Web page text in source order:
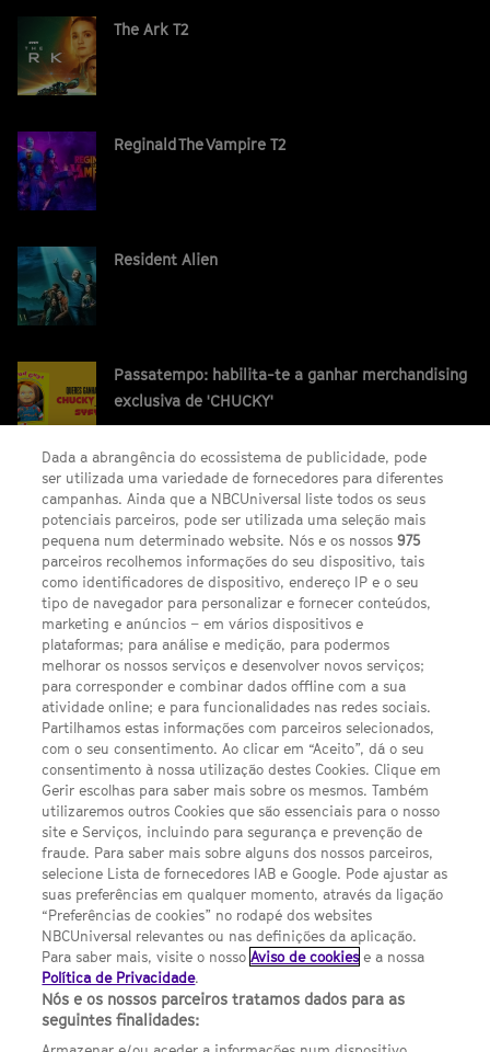
The Ark T2
Reginald The Vampire T2
Resident Alien
Passatempo: habilita-te a ganhar merchandising
exclusiva de 'CHUCKY'
SEGUE-NOS
FACEBOOK
TWITTER
YOUTUBEINSTAGRAM
LINKS ÚTEIS
Escolhas de Anúncios
Política de privacidade
Termos E Condições
FILMES
UMA DIVISÃO DA NBCUNIVERSAL
Contact us by email: contact.SYFYPortugal@ncbuni.com
NBC Universal Global Networks España S.L.U. is wholly owned
by Universal Studios International BV
Dada a abrangência do ecossistema de publicidade, pode
ser utilizada uma variedade de fornecedores para diferentes
campanhas. Ainda que a NBCUniversal liste todos os seus
potenciais parceiros, pode ser utilizada uma seleção mais
pequena num determinado website. Nós e os nossos975
parceiros recolhemos informações do seu dispositivo, tais
como identificadores de dispositivo, endereço IP e o seu
tipo de navegador para personalizar e fornecer conteúdos,
marketing e anúncios – em vários dispositivos e
plataformas; para análise e medição, para podermos
melhorar os nossos serviços e desenvolver novos serviços;
para corresponder e combinar dados offline com a sua
atividade online; e para funcionalidades nas redes sociais.
Partilhamos estas informações com parceiros selecionados,
com o seu consentimento. Ao clicar em “Aceito”, dá o seu
consentimento à nossa utilização destes Cookies. Clique em
Gerir escolhas para saber mais sobre os mesmos. Também
utilizaremos outros Cookies que são essenciais para o nosso
site e Serviços, incluindo para segurança e prevenção de
fraude. Para saber mais sobre alguns dos nossos parceiros,
selecione Lista de fornecedores IAB e Google. Pode ajustar as
suas preferências em qualquer momento, através da ligação
“Preferências de cookies” no rodapé dos websites
NBCUniversal relevantes ou nas definições da aplicação.
Para saber mais, visite o nossoAviso de cookies e a nossa
Política de Privacidade.
Nós e os nossos parceiros tratamos dados para as
seguintes finalidades: